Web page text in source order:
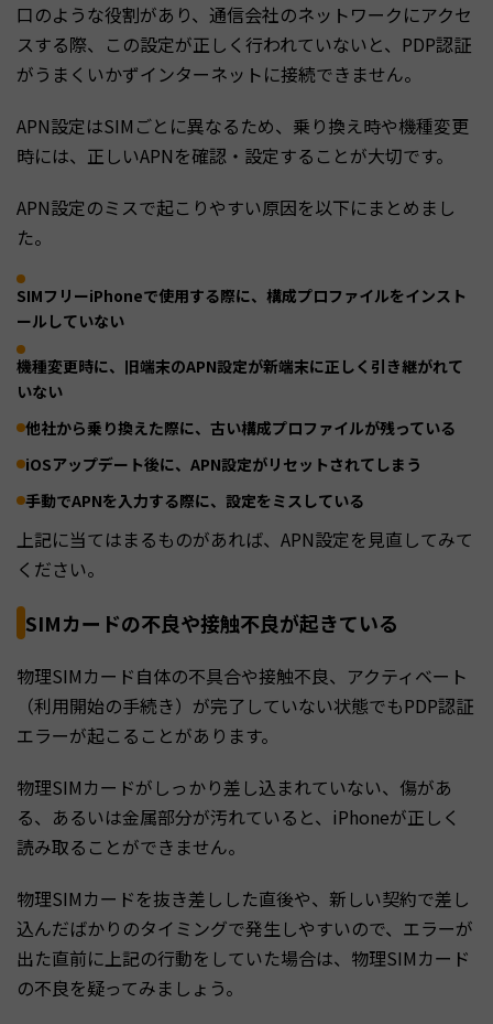
口のような役割があり、通信会社のネットワークにアクセ
スする際、この設定が正しく行われていないと、PDP認証
がうまくいかずインターネットに接続できません。
APN設定はSIMごとに異なるため、乗り換え時や機種変更
時には、正しいAPNを確認・設定することが大切です。
APN設定のミスで起こりやすい原因を以下にまとめまし
た。
SIMフリーiPhoneで使用する際に、構成プロファイルをインスト
ールしていない
機種変更時に、旧端末のAPN設定が新端末に正しく引き継がれて
いない
他社から乗り換えた際に、古い構成プロファイルが残っている
iOSアップデート後に、APN設定がリセットされてしまう
手動でAPNを入力する際に、設定をミスしている
上記に当てはまるものがあれば、APN設定を見直してみて
ください。
SIMカードの不良や接触不良が起きている
物理SIMカード自体の不具合や接触不良、アクティベート
（利用開始の手続き）が完了していない状態でもPDP認証
エラーが起こることがあります。
物理SIMカードがしっかり差し込まれていない、傷があ
る、あるいは金属部分が汚れていると、iPhoneが正しく
読み取ることができません。
物理SIMカードを抜き差しした直後や、新しい契約で差し
込んだばかりのタイミングで発生しやすいので、エラーが
出た直前に上記の行動をしていた場合は、物理SIMカード
の不良を疑ってみましょう。